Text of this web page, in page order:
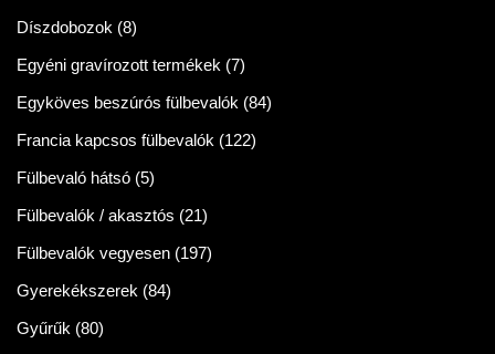
Díszdobozok (8)
Egyéni gravírozott termékek (7)
Egyköves beszúrós fülbevalók (84)
Francia kapcsos fülbevalók (122)
Fülbevaló hátsó (5)
Fülbevalók / akasztós (21)
Fülbevalók vegyesen (197)
Gyerekékszerek (84)
Gyűrűk (80)